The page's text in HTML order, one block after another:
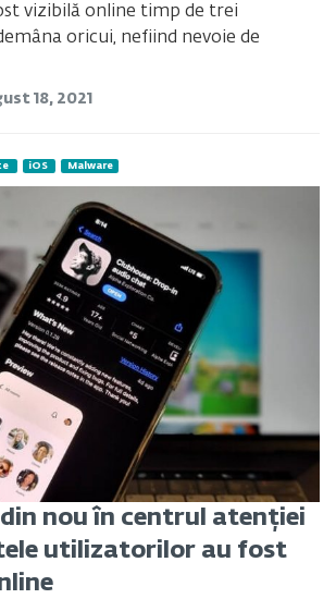
vizibilă online timp de trei
oricui, nefiind nevoie de
18, 2021
iOS Malware
din nou în centrul atenției
utilizatorilor au fost